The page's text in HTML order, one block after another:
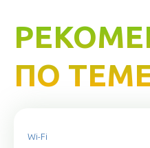
ПО
Wi-Fi